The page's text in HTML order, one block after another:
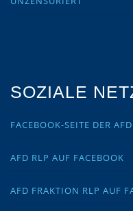
SOZIALE
FACEBOOK-SEITE DER
AFD RLP AUF FACEBOOK
AFD FRAKTION RLP AUF